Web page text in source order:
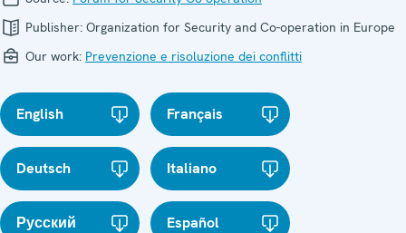
Publisher: Organization for Security and Co-operation in Europe
Our work: Prevenzione e risoluzione dei conflitti
English Français
Deutsch Italiano
Русский Español